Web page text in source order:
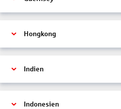
Hongkong
Indien
Indonesien